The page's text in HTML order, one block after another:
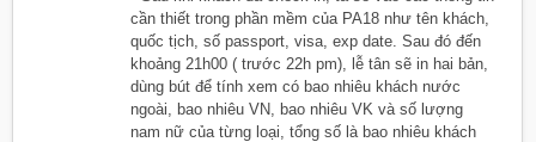
cần thiết trong phần mềm của PA18 như tên khách,
quốc tịch, số passport, visa, exp date. Sau đó đến
khoảng 21h00 ( trước 22h pm), lễ tân sẽ in hai bản,
dùng bút để tính xem có bao nhiêu khách nước
ngoài, bao nhiêu VN, bao nhiêu VK và số lượng
nam nữ của từng loại, tổng số là bao nhiêu khách